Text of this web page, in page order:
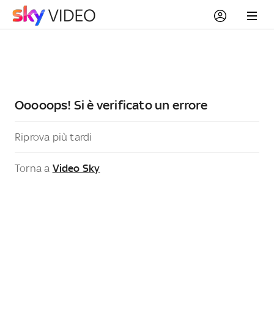
Ooooops! Si è verificato un errore
Riprova più tardi
Torna a Video Sky